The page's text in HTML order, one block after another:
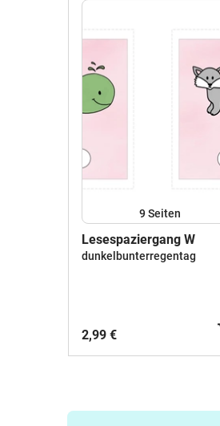
9Seiten
Lesespaziergang W
dunkelbunterregentag
2,99 €